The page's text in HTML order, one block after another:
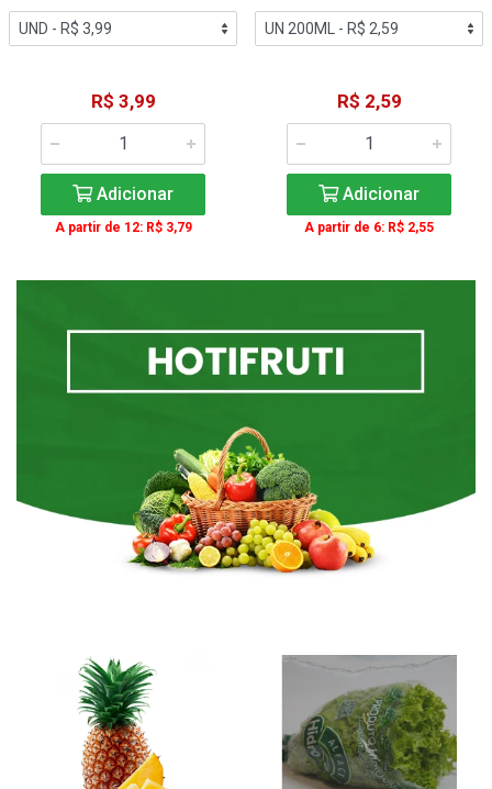
R$ 3,99
Adicionar
A partir de 12: R$ 3,79
R$ 2,59
Adicionar
A partir de 6: R$ 2,55